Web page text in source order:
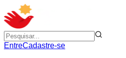
EntreCadastre-se